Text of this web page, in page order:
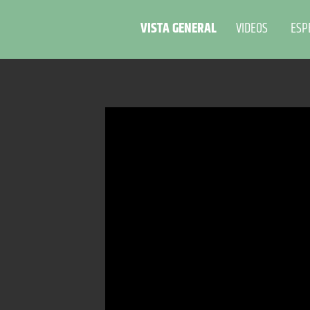
VISTA GENERAL VIDEOS